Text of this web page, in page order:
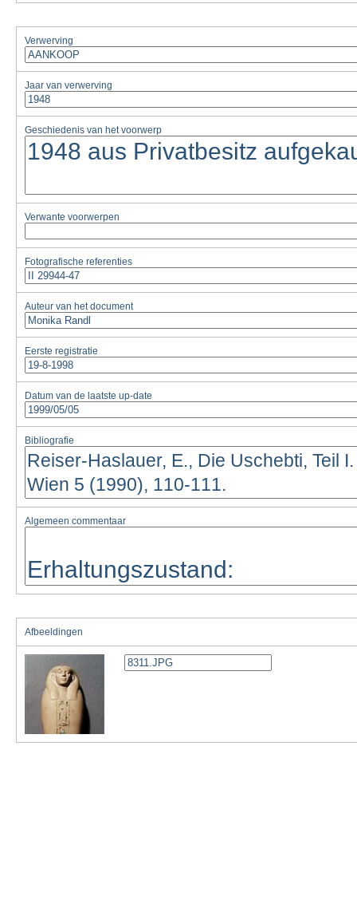
Verwerving
Jaar van verwerving
Geschiedenis van het voorwerp
Verwante voorwerpen
Fotografische referenties
Auteur van het document
Eerste registratie
Datum van de laatste up-date
Bibliografie
Algemeen commentaar
Afbeeldingen